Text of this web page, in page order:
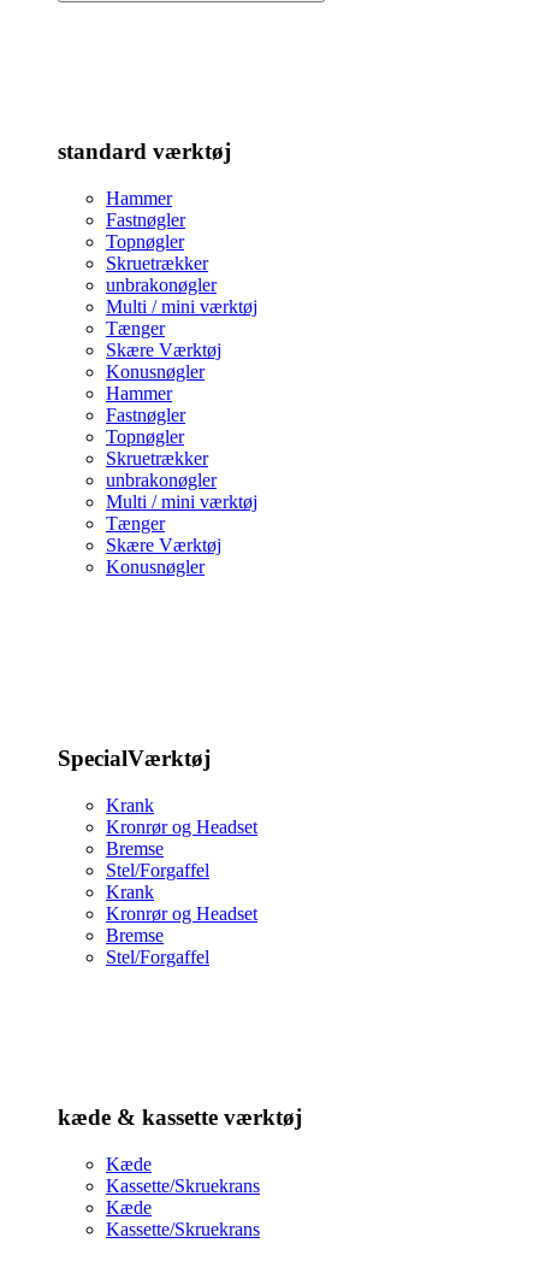
standard værktøj
Hammer
Fastnøgler
Topnøgler
Skruetrækker
unbrakonøgler
Multi / mini værktøj
Tænger
Skære Værktøj
Konusnøgler
Hammer
Fastnøgler
Topnøgler
Skruetrækker
unbrakonøgler
Multi / mini værktøj
Tænger
Skære Værktøj
Konusnøgler
SpecialVærktøj
Krank
Kronrør og Headset
Bremse
Stel/Forgaffel
Krank
Kronrør og Headset
Bremse
Stel/Forgaffel
kæde & kassette værktøj
Kæde
Kassette/Skruekrans
Kæde
Kassette/Skruekrans